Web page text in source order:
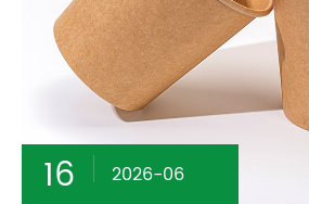
16 2026-06